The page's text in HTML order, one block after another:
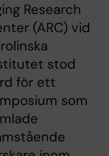
Research
(ARC) vid
stod
för ett
som